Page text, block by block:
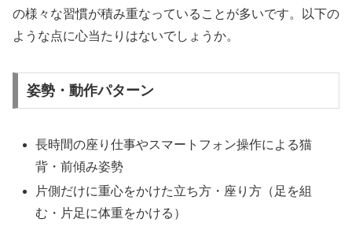
の様々な習慣が積み重なっていることが多いです。以下の
ような点に心当たりはないでしょうか。
姿勢・動作パターン
長時間の座り仕事やスマートフォン操作による猫
背・前傾み姿勢
片側だけに重心をかけた立ち方・座り方（足を組
む・片足に体重をかける）